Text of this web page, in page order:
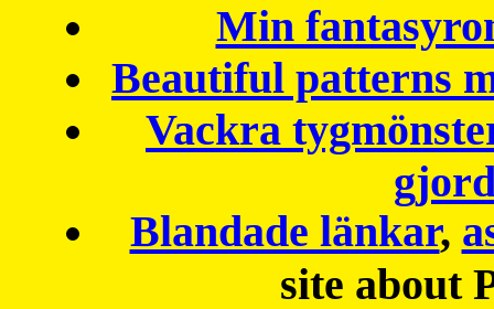
Min
Beautiful patterns
Vackra
Blandade länkar,
site about